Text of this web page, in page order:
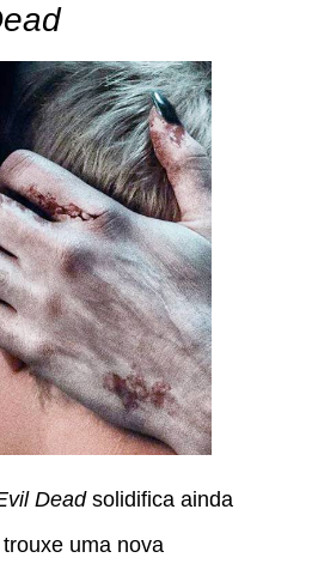
Deadsolidifica ainda
uma nova